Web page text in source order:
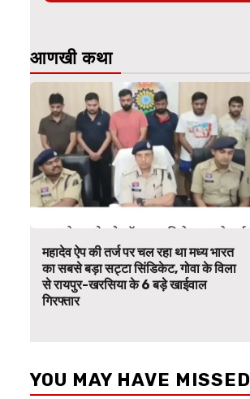
आणखी कथा
महादेव ऐप की तर्ज पर चल रहा था मध्य भारत
का सबसे बड़ा सट्टा सिंडिकेट, गोवा के विला
से रायपुर-खरसिया के 6 बड़े खाईवाल
गिरफ्तार
YOU MAY HAVE MISSED